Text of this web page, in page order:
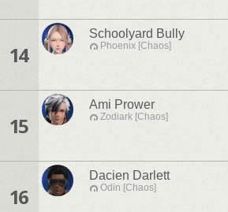
14
Schoolyard Bully
Phoenix [Chaos]
15
Ami Prower
Zodiark [Chaos]
16
Dacien Darlett
Odin [Chaos]